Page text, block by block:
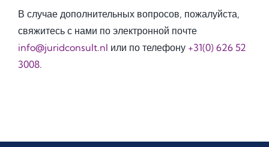
В случае дополнительных вопросов, пожалуйста,
свяжитесь с нами по электронной почте
info@juridconsult.nl или по телефону +31(0) 626 52
3008.